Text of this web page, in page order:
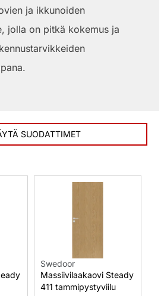
ja ikkunoiden
jolla on pitkä kokemus ja
SUODATTIMET
Swedoor
Massiivilaakaovi Steady
411 tammipystyviilu